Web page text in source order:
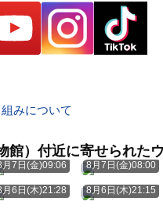
みについて
館）付近に寄せられた
月7日(金)09:06 8月7日(金)08:00
月6日(木)21:28 8月6日(木)21:15